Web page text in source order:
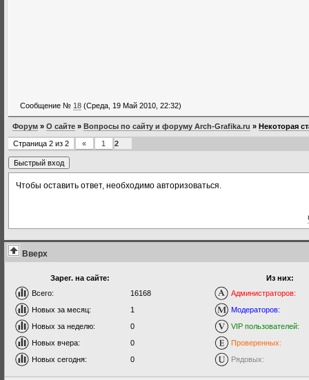
Сообщение № 18 (Среда, 19 Май 2010, 22:32)
Форум » О сайте » Вопросы по сайту и форуму Arch-Grafika.ru » Некоторая
Страница 2 из 2 « 1 2
Чтобы оставить ответ, необходимо авторизоваться.
Вверх
Зарег. на сайте:
Всего:
16168
Новых за месяц:
1
Новых за неделю:
0
Новых вчера:
0
Новых сегодня:
0
Из них:
Администраторов:
Модераторов:
VIP пользователей:
Проверенных:
Рядовых: